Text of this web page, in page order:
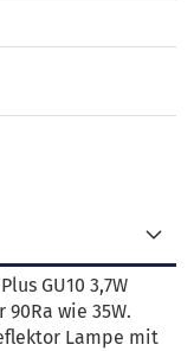
GU10 3,7W
wie 35W.
Lampe mit